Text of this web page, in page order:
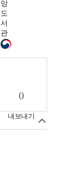
앙
도
서
관
0
내보내기